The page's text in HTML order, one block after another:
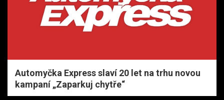
Automyčka Express slaví 20 let na trhu novou
kampaní „Zaparkuj chytře“